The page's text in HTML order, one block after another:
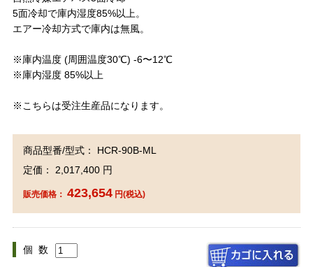
5面冷却で庫内湿度85%以上。
エアー冷却方式で庫内は無風。
※庫内温度 (周囲温度30℃) -6〜12℃
※庫内湿度 85%以上
※こちらは受注生産品になります。
商品型番/型式： HCR-90B-ML
定価： 2,017,400 円
販売価格： 423,654円(税込)
個 数